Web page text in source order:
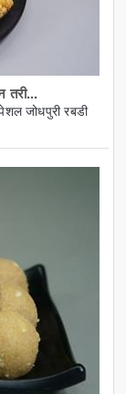
तरी...
जोधपुरी रबडी